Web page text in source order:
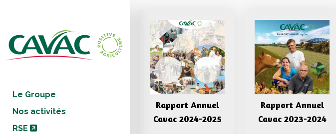
Le Groupe
Nos activités
RSE
Rapport Annuel
Cavac 2024-2025
Rapport Annuel
Cavac 2023-2024